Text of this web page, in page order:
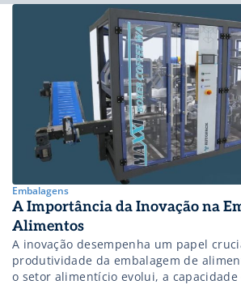
Embalagens
A Importância da Inovação na
Alimentos
A inovação desempenha um papel
produtividade da embalagem de
o setor alimentício evolui, a